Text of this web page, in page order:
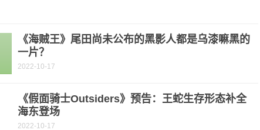
《海贼王》尾田尚未公布的黑影人都是乌漆嘛黑的
一片？
2022-10-17
《假面骑士Outsiders》预告：王蛇生存形态补全
海东登场
2022-10-17